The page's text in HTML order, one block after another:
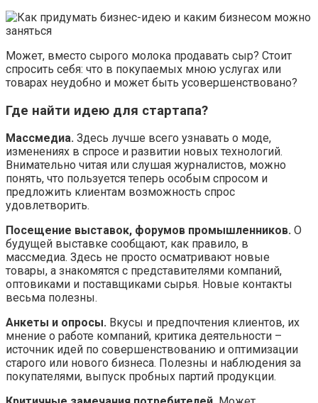
Может, вместо сырого молока продавать сыр? Стоит
спросить себя: что в покупаемых мною услугах или
товарах неудобно и может быть усовершенствовано?
Где найти идею для стартапа?
Массмедиа. Здесь лучше всего узнавать о моде,
изменениях в спросе и развитии новых технологий.
Внимательно читая или слушая журналистов, можно
понять, что пользуется теперь особым спросом и
предложить клиентам возможность спрос
удовлетворить.
Посещение выставок, форумов промышленников. О
будущей выставке сообщают, как правило, в
массмедиа. Здесь не просто осматривают новые
товары, а знакомятся с представителями компаний,
оптовиками и поставщиками сырья. Новые контакты
весьма полезны.
Анкеты и опросы. Вкусы и предпочтения клиентов, их
мнение о работе компаний, критика деятельности –
источник идей по совершенствованию и оптимизации
старого или нового бизнеса. Полезны и наблюдения за
покупателями, выпуск пробных партий продукции.